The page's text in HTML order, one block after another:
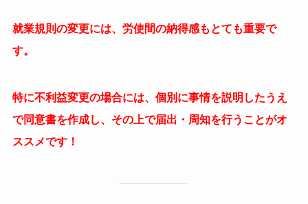
就業規則の変更には、労使間の納得感もとても重要で
す。
特に不利益変更の場合には、個別に事情を説明したうえ
で同意書を作成し、その上で届出・周知を行うことがオ
ススメです！